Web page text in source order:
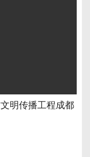
明传播工程成都